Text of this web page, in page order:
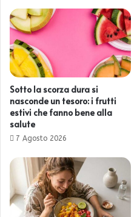
Sotto la scorza dura si
nasconde un tesoro: i frutti
estivi che fanno bene alla
salute
7 Agosto 2026